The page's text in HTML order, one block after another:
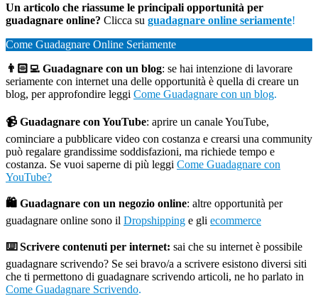
Un articolo che riassume le principali opportunità per
guadagnare online? Clicca su guadagnare online seriamente!
Come Guadagnare Online Seriamente
👨🏻‍💻 Guadagnare con un blog: se hai intenzione di lavorare
seriamente con internet una delle opportunità è quella di creare un
blog, per approfondire leggi Come Guadagnare con un blog.
📹 Guadagnare con YouTube: aprire un canale YouTube,
cominciare a pubblicare video con costanza e crearsi una community
può regalare grandissime soddisfazioni, ma richiede tempo e
costanza. Se vuoi saperne di più leggi Come Guadagnare con
YouTube?
🛍️ Guadagnare con un negozio online: altre opportunità per
guadagnare online sono il Dropshipping e gli ecommerce
⌨️ Scrivere contenuti per internet: sai che su internet è possibile
guadagnare scrivendo? Se sei bravo/a a scrivere esistono diversi siti
che ti permettono di guadagnare scrivendo articoli, ne ho parlato in
Come Guadagnare Scrivendo.